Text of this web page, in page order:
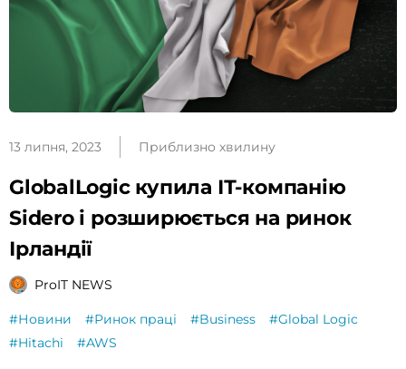
13 липня, 2023 Приблизно хвилину
GlobalLogic купила ІТ-компанію
Sidero і розширюється на ринок
Ірландії
ProIT NEWS
#Новини #Ринок праці #Business
#Global Logic
#Hitachi
#AWS